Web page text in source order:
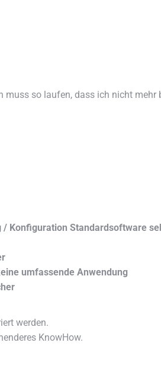
muss so laufen, dass ich nicht mehr
/ Konfiguration Standardsoftware
umfassende Anwendung
werden.
KnowHow.